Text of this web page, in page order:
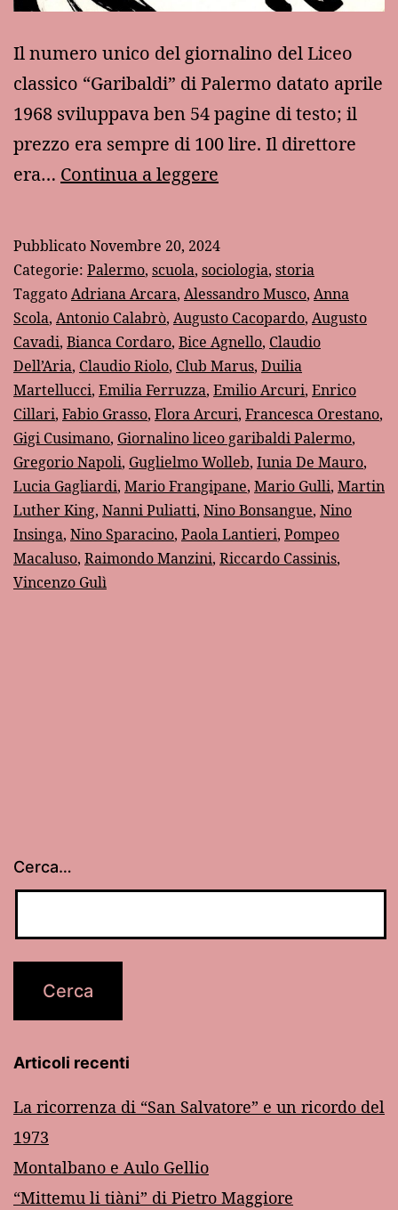
Il numero unico del giornalino del Liceo
classico “Garibaldi” di Palermo datato aprile
1968 sviluppava ben 54 pagine di testo; il
prezzo era sempre di 100 lire. Il direttore
era… Continua a leggere
altro
numero
del
giornalino
del
Liceo
“Garibaldi”
di
Palermo
PubblicatoNovembre 20, 2024
Categorie: Palermo, scuola, sociologia, storia
TaggatoAdriana Arcara, Alessandro Musco, Anna
Scola, Antonio Calabrò, Augusto Cacopardo, Augusto
Cavadi, Bianca Cordaro, Bice Agnello, Claudio
Dell’Aria, Claudio Riolo, Club Marus, Duilia
Martellucci, Emilia Ferruzza, Emilio Arcuri, Enrico
Cillari, Fabio Grasso, Flora Arcuri, Francesca Orestano,
Gigi Cusimano, Giornalino liceo garibaldi Palermo,
Gregorio Napoli, Guglielmo Wolleb, Iunia De Mauro,
Lucia Gagliardi, Mario Frangipane, Mario Gulli, Martin
Luther King, Nanni Puliatti, Nino Bonsangue, Nino
Insinga, Nino Sparacino, Paola Lantieri, Pompeo
Macaluso, Raimondo Manzini, Riccardo Cassinis,
Vincenzo Gulì
Cerca…
Articoli recenti
La ricorrenza di “San Salvatore” e un ricordo del
1973
Montalbano e Aulo Gellio
“Mittemu li tiàni” di Pietro Maggiore